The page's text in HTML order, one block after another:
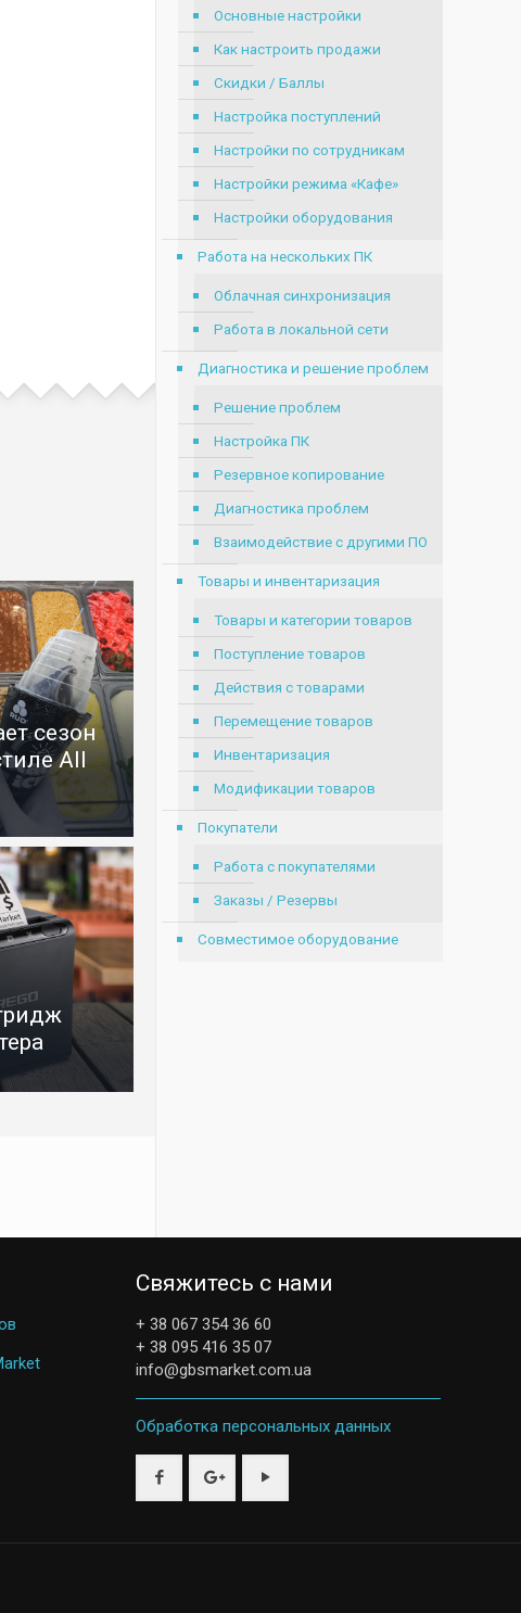
сезон
All
Основные настройки
Как настроить продажи
Скидки / Баллы
Настройка поступлений
Настройки по сотрудникам
Настройки режима «Кафе»
Настройки оборудования
Работа на нескольких ПК
Облачная синхронизация
Работа в локальной сети
Диагностика и решение проблем
Решение проблем
Настройка ПК
Резервное копирование
Диагностика проблем
Взаимодействие с другими ПО
Товары и инвентаризация
Товары и категории товаров
Поступление товаров
Действия с товарами
Перемещение товаров
Инвентаризация
Модификации товаров
Покупатели
Работа с покупателями
Заказы / Резервы
Совместимое оборудование
Свяжитесь с нами
+ 38 067 354 36 60
+ 38 095 416 35 07
info@gbsmarket.com.ua
Обработка персональных данных